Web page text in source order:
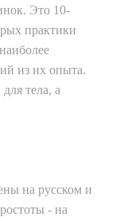
Это 10-
практики
из их опыта.
тела, а
на русском и
- на